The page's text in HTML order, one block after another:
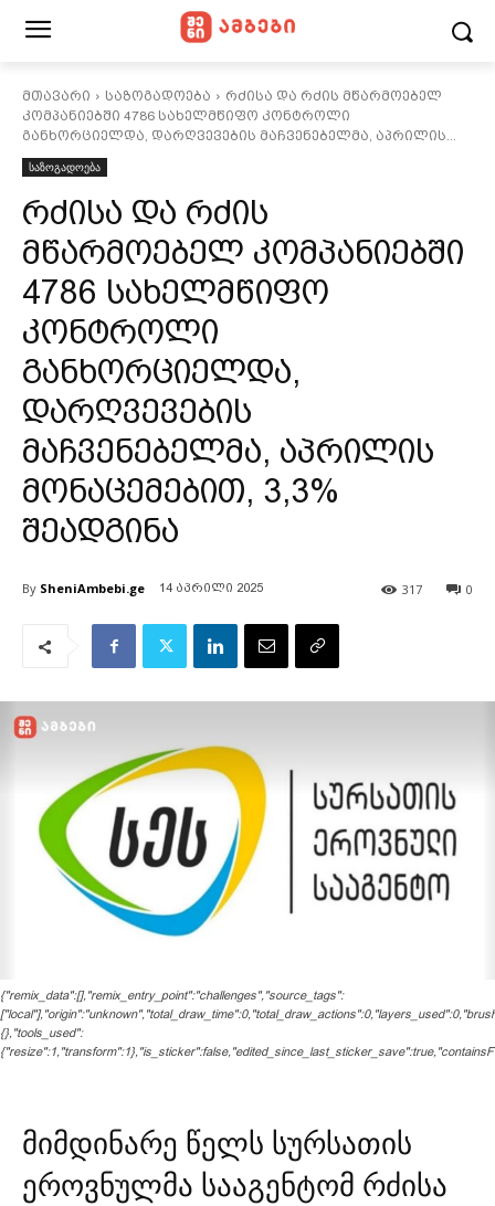
მთავარი საზოგადოება
რძისა და რძის მწარმოებელ
კომპანიებში 4786 სახელმწიფო კონტროლი
განხორციელდა, დარღვევების მაჩვენებელმა, აპრილის...
საზოგადოება
რძისა და რძის
მწარმოებელ კომპანიებში
4786 სახელმწიფო
კონტროლი
განხორციელდა,
დარღვევების
მაჩვენებელმა, აპრილის
მონაცემებით, 3,3%
შეადგინა
By SheniAmbebi.ge 14 აპრილი 2025 0
317
{"remix_data":[],"remix_entry_point":"challenges","source_tags":
{},"tools_used":
მიმდინარე წელს სურსათის
ეროვნულმა სააგენტომ რძისა